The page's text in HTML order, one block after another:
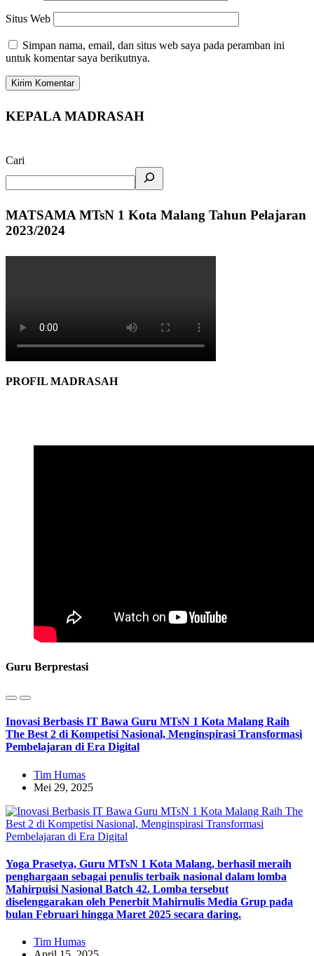
Situs Web
Simpan nama, email, dan situs web saya pada peramban ini
untuk komentar saya berikutnya.
KEPALA MADRASAH
Cari
MATSAMA MTsN 1 Kota Malang Tahun Pelajaran
2023/2024
PROFIL MADRASAH
Guru Berprestasi
Inovasi Berbasis IT Bawa Guru MTsN 1 Kota Malang Raih
The Best 2 di Kompetisi Nasional, Menginspirasi Transformasi
Pembelajaran di Era Digital
Tim Humas
Mei 29, 2025
Yoga Prasetya, Guru MTsN 1 Kota Malang, berhasil meraih
penghargaan sebagai penulis terbaik nasional dalam lomba
Mahirpuisi Nasional Batch 42. Lomba tersebut
diselenggarakan oleh Penerbit Mahirnulis Media Grup pada
bulan Februari hingga Maret 2025 secara daring.
Tim Humas